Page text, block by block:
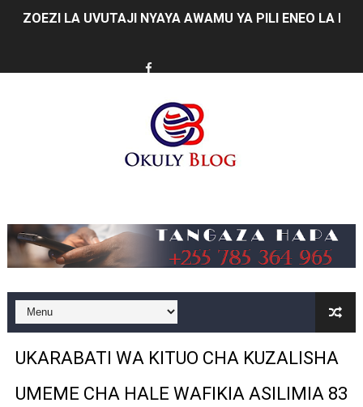
ZOEZI LA UVUTAJI NYAYA AWAMU YA PILI ENEO LA
MHE. NDEJEMBI AWASHA UMEME MWANUBI, ASEMA
DKT. LEKASHINGO AITAKA TUME KUWEKA MAZINGIRA
SERIKALI YAMTAKA MKANDARASI KUONGEZA KASI
Global Education Link kusafirisha wanafunzi 85 kwenda
NM-AIST KINARA WA MAONESHO YA NANENANE
UKARABATI WA KITUO CHA KUZALISHA
UMEME CHA HALE WAFIKIA ASILIMIA 83